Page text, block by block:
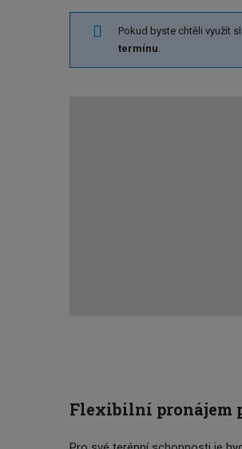
Pokud byste chtěli využít
termínu.
Flexibilní pronájem